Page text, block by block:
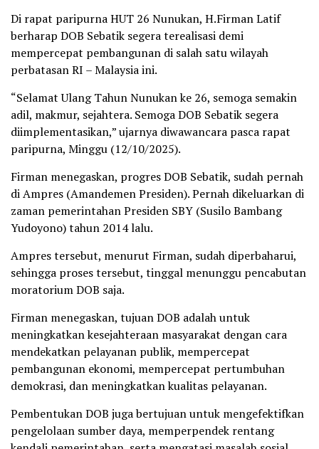
Di rapat paripurna HUT 26 Nunukan, H.Firman Latif
berharap DOB Sebatik segera terealisasi demi
mempercepat pembangunan di salah satu wilayah
perbatasan RI – Malaysia ini.
“Selamat Ulang Tahun Nunukan ke 26, semoga semakin
adil, makmur, sejahtera. Semoga DOB Sebatik segera
diimplementasikan,” ujarnya diwawancara pasca rapat
paripurna, Minggu (12/10/2025).
Firman menegaskan, progres DOB Sebatik, sudah pernah
di Ampres (Amandemen Presiden). Pernah dikeluarkan di
zaman pemerintahan Presiden SBY (Susilo Bambang
Yudoyono) tahun 2014 lalu.
Ampres tersebut, menurut Firman, sudah diperbaharui,
sehingga proses tersebut, tinggal menunggu pencabutan
moratorium DOB saja.
Firman menegaskan, tujuan DOB adalah untuk
meningkatkan kesejahteraan masyarakat dengan cara
mendekatkan pelayanan publik, mempercepat
pembangunan ekonomi, mempercepat pertumbuhan
demokrasi, dan meningkatkan kualitas pelayanan.
Pembentukan DOB juga bertujuan untuk mengefektifkan
pengelolaan sumber daya, memperpendek rentang